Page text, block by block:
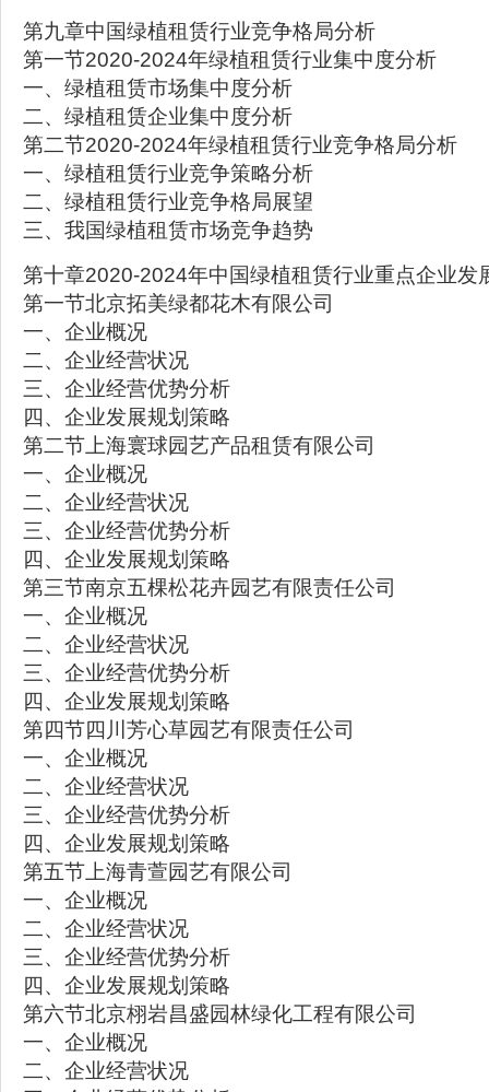
第九章中国绿植租赁行业竞争格局分析
第一节2020-2024年绿植租赁行业集中度分析
一、绿植租赁市场集中度分析
二、绿植租赁企业集中度分析
第二节2020-2024年绿植租赁行业竞争格局分析
一、绿植租赁行业竞争策略分析
二、绿植租赁行业竞争格局展望
三、我国绿植租赁市场竞争趋势
第十章2020-2024年中国绿植租赁行业重点企业发
第一节北京拓美绿都花木有限公司
一、企业概况
二、企业经营状况
三、企业经营优势分析
四、企业发展规划策略
第二节上海寰球园艺产品租赁有限公司
一、企业概况
二、企业经营状况
三、企业经营优势分析
四、企业发展规划策略
第三节南京五棵松花卉园艺有限责任公司
一、企业概况
二、企业经营状况
三、企业经营优势分析
四、企业发展规划策略
第四节四川芳心草园艺有限责任公司
一、企业概况
二、企业经营状况
三、企业经营优势分析
四、企业发展规划策略
第五节上海青萱园艺有限公司
一、企业概况
二、企业经营状况
三、企业经营优势分析
四、企业发展规划策略
第六节北京栩岩昌盛园林绿化工程有限公司
一、企业概况
二、企业经营状况